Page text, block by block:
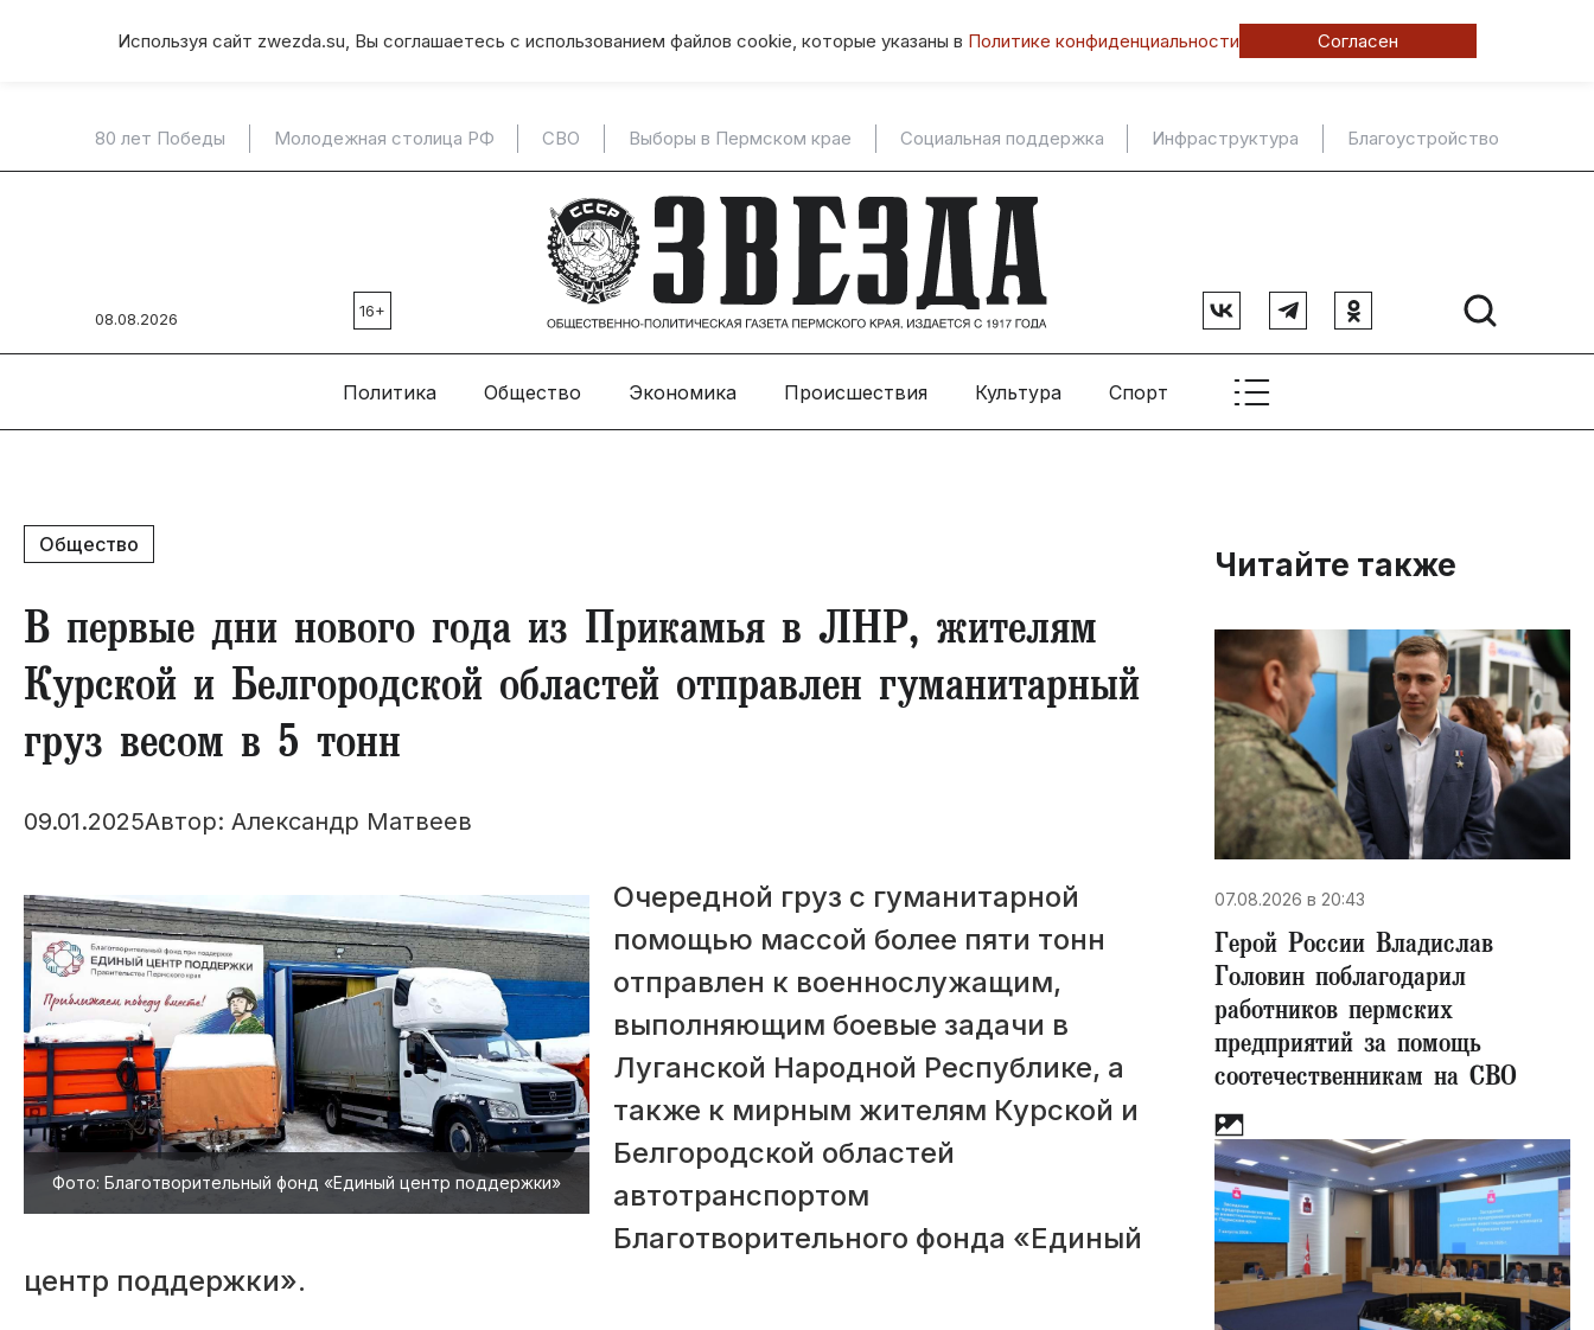
Используя сайт zwezda.su, Вы соглашаетесь с использованием файлов cookie, которые указаны в Политике конфиденциальности Согласен
80 лет Победы Молодежная столица РФ СВО Выборы в Пермском крае Социальная поддержка Инфраструктура Благоустройство
08.08.2026 16+
Политика Общество Экономика Происшествия Культура Спорт
Общество
В первые дни нового года из Прикамья в ЛНР, жителям
Курской и Белгородской областей отправлен гуманитарный
груз весом в 5 тонн
09.01.2025Автор: Александр Матвеев
Фото: Благотворительный фонд «Единый центр поддержки»
Очередной груз с гуманитарной
помощью массой более пяти тонн
отправлен к военнослужащим,
выполняющим боевые задачи в
Луганской Народной Республике, а
также к мирным жителям Курской и
Белгородской областей
автотранспортом
Благотворительного фонда «Единый
центр поддержки».
Читайте также
07.08.2026 в 20:43
Герой России Владислав
Головин поблагодарил
работников пермских
предприятий за помощь
соотечественникам на СВО